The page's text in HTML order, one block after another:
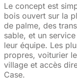
Le concept est
bois ouvert sur la
de palme, des
sable, et un
leur équipe. Les
propres, voiturier
village et accès
Case.